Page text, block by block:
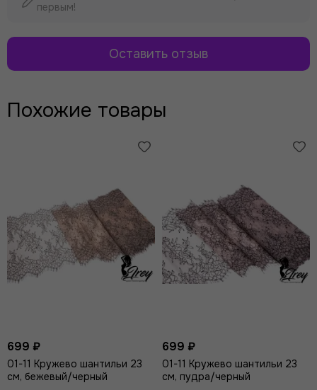
первым!
Оставить отзыв
Похожие товары
699 ₽
01-11 Кружево шантильи 23
см, бежевый/черный
699 ₽
01-11 Кружево шантильи 23
см, пудра/черный